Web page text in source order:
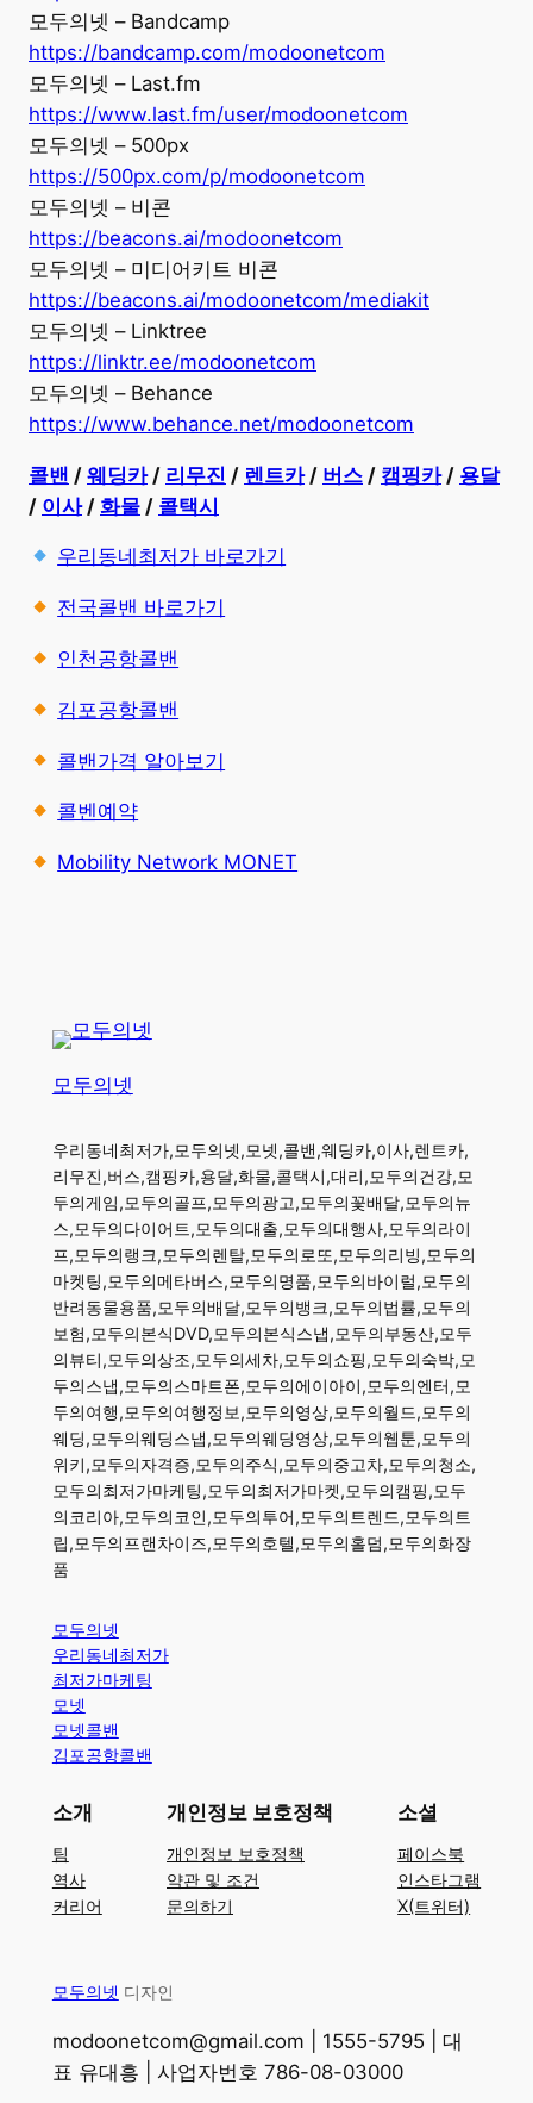
모두의넷 – Bandcamp
https://bandcamp.com/modoonetcom
모두의넷 – Last.fm
https://www.last.fm/user/modoonetcom
모두의넷 – 500px
https://500px.com/p/modoonetcom
모두의넷 – 비콘
https://beacons.ai/modoonetcom
모두의넷 – 미디어키트 비콘
https://beacons.ai/modoonetcom/mediakit
모두의넷 – Linktree
https://linktr.ee/modoonetcom
모두의넷 – Behance
https://www.behance.net/modoonetcom
콜밴 / 웨딩카/ 리무진 / 렌트카/ 버스 / 캠핑카/ 용달
/ 이사/ 화물 / 콜택시
우리동네최저가 바로가기
전국콜밴 바로가기
인천공항콜밴
김포공항콜밴
콜밴가격 알아보기
콜벤예약
Mobility Network MONET
모두의넷
우리동네최저가,모두의넷,모넷,콜밴,웨딩카,이사,렌트카,
리무진,버스,캠핑카,용달,화물,콜택시,대리,모두의건강,모
두의게임,모두의골프,모두의광고,모두의꽃배달,모두의뉴
스,모두의다이어트,모두의대출,모두의대행사,모두의라이
프,모두의랭크,모두의렌탈,모두의로또,모두의리빙,모두의
마켓팅,모두의메타버스,모두의명품,모두의바이럴,모두의
반려동물용품,모두의배달,모두의뱅크,모두의법률,모두의
보험,모두의본식DVD,모두의본식스냅,모두의부동산,모두
의뷰티,모두의상조,모두의세차,모두의쇼핑,모두의숙박,모
두의스냅,모두의스마트폰,모두의에이아이,모두의엔터,모
두의여행,모두의여행정보,모두의영상,모두의월드,모두의
웨딩,모두의웨딩스냅,모두의웨딩영상,모두의웹툰,모두의
위키,모두의자격증,모두의주식,모두의중고차,모두의청소,
모두의최저가마케팅,모두의최저가마켓,모두의캠핑,모두
의코리아,모두의코인,모두의투어,모두의트렌드,모두의트
립,모두의프랜차이즈,모두의호텔,모두의홀덤,모두의화장
품
모두의넷
우리동네최저가
최저가마케팅
모넷
모넷콜밴
김포공항콜밴
소개
팀
역사
커리어
개인정보 보호정책
개인정보 보호정책
약관 및 조건
문의하기
소셜
페이스북
인스타그램
X(트위터)
모두의넷 디자인
modoonetcom@gmail.com | 1555-5795 | 대
표 유대흥 | 사업자번호 786-08-03000